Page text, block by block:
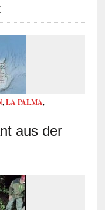
, LA PALMA,
aus der